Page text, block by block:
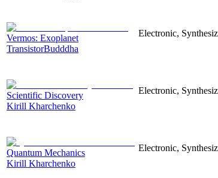
Vermos: Exoplanet
TransistorBudddha
Electronic,
Scientific Discovery
Kirill Kharchenko
Electronic,
Quantum Mechanics
Kirill Kharchenko
Electronic,